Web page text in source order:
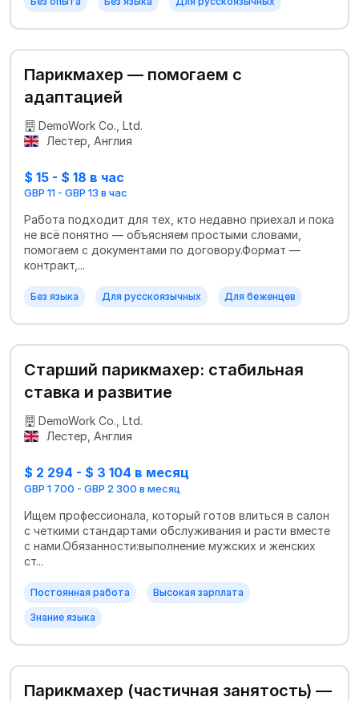
Парикмахер — помогаем с
адаптацией
DemoWork Co., Ltd.
Лестер, Англия
$ 15 - $ 18 в час
GBP 11 - GBP 13 в час
Работа подходит для тех, кто недавно приехал и пока
не всё понятно — объясняем простыми словами,
помогаем с документами по договору.Формат —
контракт,...
Без языка Для русскоязычных Для беженцев
Старший парикмахер: стабильная
ставка и развитие
DemoWork Co., Ltd.
Лестер, Англия
$ 2 294 - $ 3 104 в месяц
GBP 1 700 - GBP 2 300 в месяц
Ищем профессионала, который готов влиться в салон
с четкими стандартами обслуживания и расти вместе
с нами.Обязанности:выполнение мужских и женских
ст...
Постоянная работа Высокая зарплата
Знание языка
Парикмахер (частичная занятость) —